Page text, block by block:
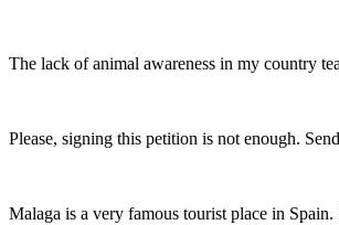
The lack of animal awareness in my country
Please, signing this petition is not enough.
Malaga is a very famous tourist place in